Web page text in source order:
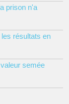
prison n'a
résultats en
semée